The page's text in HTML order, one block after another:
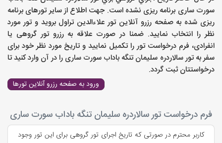
سورت ساری برنامه ریزی نشده است. جهت اطلاع از سایر تورهای برنامه
ریزی شده به صفحه رزرو آنلاین تور علاءالدین تراول بروید و تور مورد
نظر را انتخاب نمایید. ضمنا در صورت علاقه به رزرو تور گروهی یا
انفرادی، فرم درخواست تور را تکمیل نمایید و تاریخ مورد نظر خود برای
سفر بهتور سالاردره سلیمان تنگه باداب سورت ساری را در آن وارد کنید تا
درخواستتان ثبت گردد.
ورود به صفحه رزرو آنلاین تورها
فرم درخواست تور سالاردره سلیمان تنگه باداب سورت ساری
کاربر محترم در صورتی که تاریخ اجرای تور گروهی برای این تور وجود